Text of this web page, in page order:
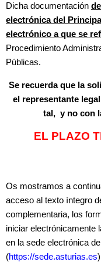
Dicha documentación
electrónica del
electrónico a que se
Procedimiento
Públicas.
Se recuerda que la
el representante
tal, y no con
EL PLAZO
Os mostramos a
acceso al texto íntegro
complementaria, los
iniciar electrónicamente
en la sede electrónica
(https://sede.asturias.es